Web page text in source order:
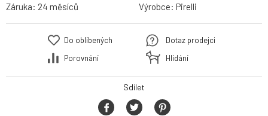
Záruka: 24 měsíců Výrobce: Pirelli
Do oblíbených
Porovnání
Dotaz prodejci
Hlídání
Sdílet